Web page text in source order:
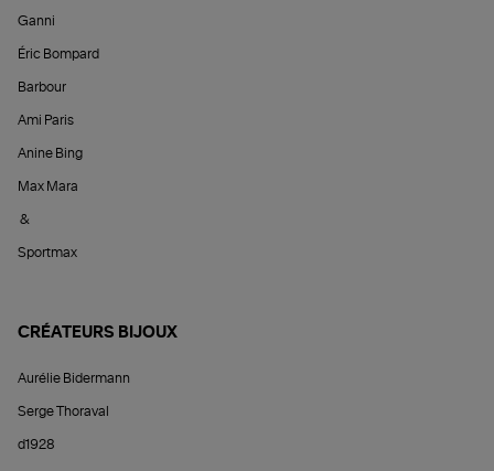
Ganni
Éric Bompard
Barbour
Ami Paris
Anine Bing
Max Mara
&
Sportmax
CRÉATEURS BIJOUX
Aurélie Bidermann
Serge Thoraval
d1928